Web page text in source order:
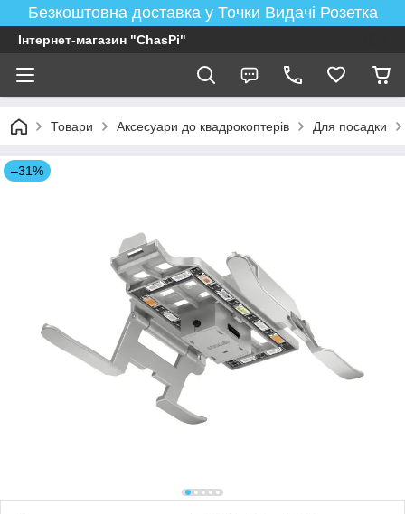
Безкоштовна доставка у Точки Видачі Розетка
Інтернет-магазин "ChasPi"
Товари Аксесуари до квадрокоптерів Для посадки
–31%